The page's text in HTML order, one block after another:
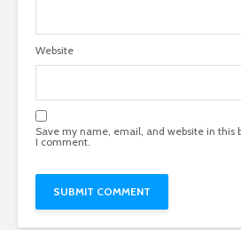
Website
Save my name, email, and website in this
I comment.